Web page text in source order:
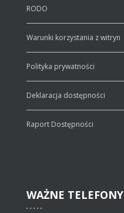
RODO
Warunki korzystania z witryn
Polityka prywatności
Deklaracja dostępności
Raport Dostępności
WAŻNE TELEFONY